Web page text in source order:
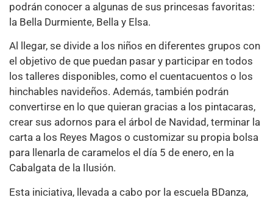
podrán conocer a algunas de sus princesas favoritas:
la Bella Durmiente, Bella y Elsa.
Al llegar, se divide a los niños en diferentes grupos con
el objetivo de que puedan pasar y participar en todos
los talleres disponibles, como el cuentacuentos o los
hinchables navideños. Además, también podrán
convertirse en lo que quieran gracias a los pintacaras,
crear sus adornos para el árbol de Navidad, terminar la
carta a los Reyes Magos o customizar su propia bolsa
para llenarla de caramelos el día 5 de enero, en la
Cabalgata de la Ilusión.
Esta iniciativa, llevada a cabo por la escuela BDanza,